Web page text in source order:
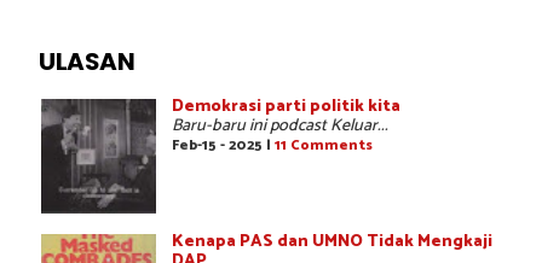
ULASAN
Demokrasi parti politik kita
Baru-baru ini podcast Keluar...
Feb-15 - 2025 | 11 Comments
Kenapa PAS dan UMNO Tidak Mengkaji